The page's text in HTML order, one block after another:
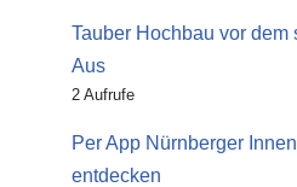
Tauber Hochbau vor dem
Aus
2 Aufrufe
Per App Nürnberger
entdecken